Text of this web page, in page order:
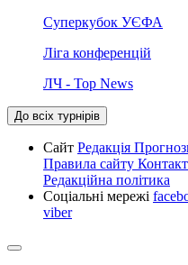
Суперкубок УЄФА
Ліга конференцій
ЛЧ - Top News
До всіх турнірів
Сайт Редакція
Правила сайту
Редакційна політика
Соціальні мережі
viber